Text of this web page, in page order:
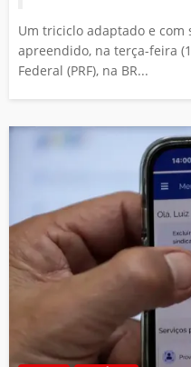
Um triciclo adaptado e
apreendido, na terça-feira
Federal (PRF), na BR...